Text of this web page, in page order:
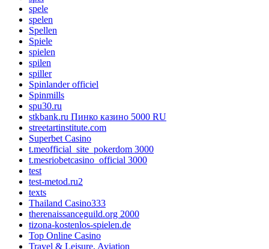
spele
spelen
Spellen
Spiele
spielen
spilen
spiller
Spinlander officiel
Spinmills
spu30.ru
stkbank.ru Пинко казино 5000 RU
streetartinstitute.com
Superbet Casino
t.meofficial_site_pokerdom 3000
t.mesriobetcasino_official 3000
test
test-metod.ru2
texts
Thailand Casino333
therenaissanceguild.org 2000
tizona-kostenlos-spielen.de
Top Online Casino
Travel & Leisure, Aviation